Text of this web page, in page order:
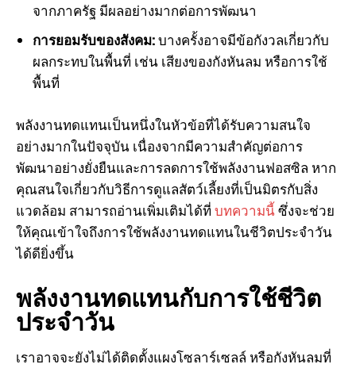
จากภาครัฐ มีผลอย่างมากต่อการพัฒนา
การยอมรับของสังคม:บางครั้งอาจมีข้อกังวลเกี่ยวกับ
ผลกระทบในพื้นที่ เช่น เสียงของกังหันลม หรือการใช้
พื้นที่
พลังงานทดแทนเป็นหนึ่งในหัวข้อที่ได้รับความสนใจ
อย่างมากในปัจจุบัน เนื่องจากมีความสำคัญต่อการ
พัฒนาอย่างยั่งยืนและการลดการใช้พลังงานฟอสซิล หาก
คุณสนใจเกี่ยวกับวิธีการดูแลสัตว์เลี้ยงที่เป็นมิตรกับสิ่ง
แวดล้อม สามารถอ่านเพิ่มเติมได้ที่ บทความนี้ซึ่งจะช่วย
ให้คุณเข้าใจถึงการใช้พลังงานทดแทนในชีวิตประจำวัน
ได้ดียิ่งขึ้น
พลังงานทดแทนกับการใช้ชีวิต
ประจำวัน
เราอาจจะยังไม่ได้ติดตั้งแผงโซลาร์เซลล์ หรือกังหันลมที่